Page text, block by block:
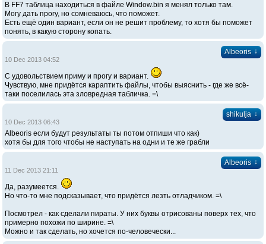
В FF7 таблица находиться в файле Window.bin я менял только там.
Могу дать прогу, но сомневаюсь, что поможет.
Есть ещё один вариант, если он не решит проблему, то хотя бы поможет
понять, в какую сторону копать.
Albeoris ↓
10 Dec 2013 04:52
С удовольствием приму и прогу и вариант.
Чувствую, мне придётся караптить файлы, чтобы выяснить - где же всё-
таки поселилась эта зловредная табличка. =\
shikulja ↓
10 Dec 2013 06:43
Albeoris если будут результаты ты потом отпиши что как)
хотя бы для того чтобы не наступать на одни и те же грабли
Albeoris ↓
11 Dec 2013 21:11
Да, разумеется.
Но что-то мне подсказывает, что придётся лезть отладчиком. =\
Посмотрел - как сделали пираты. У них буквы отрисованы поверх тех, что
примерно похожи по ширине. =\
Можно и так сделать, но хочется по-человечески...